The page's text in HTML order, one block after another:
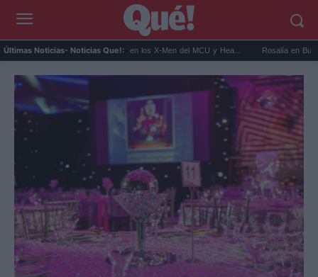
Últimas Noticias- Noticias Que!:
Kit Connor será Cíclope en los X-Men del MCU y Hea... Rosalía en Buenos